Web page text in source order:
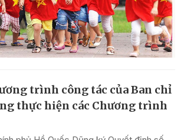
trình công tác của Ban chỉ
thực hiện các Chương trình